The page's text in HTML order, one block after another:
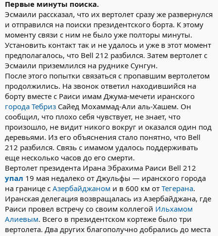
Первые минуты поиска.
Эсмаили рассказал, что их вертолет сразу же развернулся
и отправился на поиски президентского борта. К этому
моменту связи с ним не было уже полторы минуты.
Установить контакт так и не удалось и уже в этот момент
предполагалось, что Bell 212 разбился. Затем вертолет с
Эсмаили приземлился на руднике Сунгун.
После этого попытки связаться с пропавшим вертолетом
продолжились. На звонок ответил находившийся на
борту вместе с Раиси имам Джума-мечети иранского
города Тебриз Сайед Мохаммад-Али аль-Хашем. Он
сообщил, что плохо себя чувствует, не знает, что
произошло, не видит никого вокруг и оказался один под
деревьями. Из его объяснения стало понятно, что Bell
212 разбился. Связь с имамом удалось поддерживать
еще несколько часов до его смерти.
Вертолет президента Ирана Эбрахима Раиси Bell 212
упал 19 мая недалеко от Джульфы — иранского города
на границе с Азербайджаном и в 600 км от Тегерана.
Иранская делегация возвращалась из Азербайджана, где
Раиси провел встречу со своим коллегой Ильхамом
Алиевым. Всего в президентском кортеже было три
вертолета. Два других благополучно добрались до места